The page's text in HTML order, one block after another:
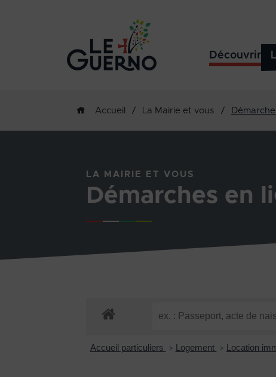
Découvrir
Accueil / La Mairie et vous /
LA MAIRIE ET VOUS
Démarches en
Accueil particuliers > Logement > Location